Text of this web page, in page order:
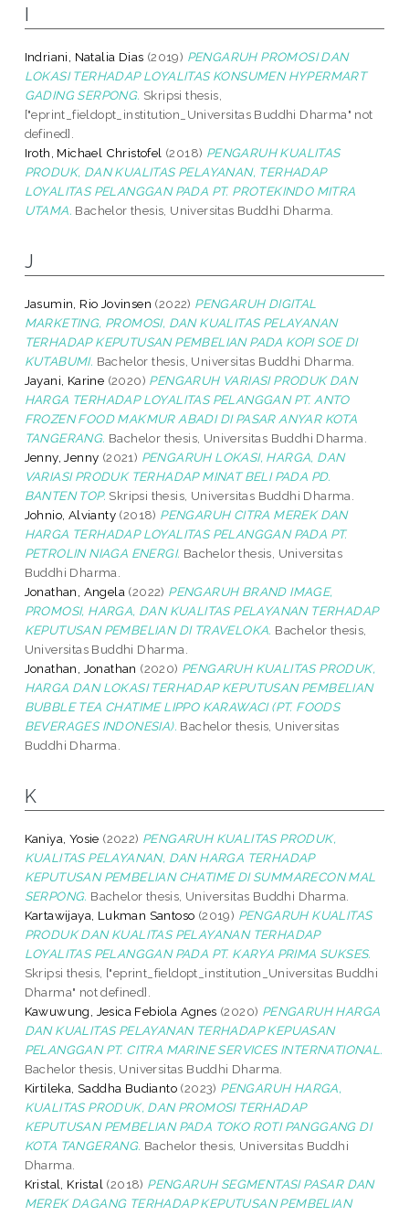
I
Indriani, Natalia Dias (2019) PENGARUH PROMOSI DAN
LOKASI TERHADAP LOYALITAS KONSUMEN HYPERMART
GADING SERPONG. Skripsi thesis,
["eprint_fieldopt_institution_Universitas Buddhi Dharma" not
defined].
Iroth, Michael Christofel (2018) PENGARUH KUALITAS
PRODUK, DAN KUALITAS PELAYANAN, TERHADAP
LOYALITAS PELANGGAN PADA PT. PROTEKINDO MITRA
UTAMA. Bachelor thesis, Universitas Buddhi Dharma.
J
Jasumin, Rio Jovinsen (2022) PENGARUH DIGITAL
MARKETING, PROMOSI, DAN KUALITAS PELAYANAN
TERHADAP KEPUTUSAN PEMBELIAN PADA KOPI SOE DI
KUTABUMI. Bachelor thesis, Universitas Buddhi Dharma.
Jayani, Karine (2020) PENGARUH VARIASI PRODUK DAN
HARGA TERHADAP LOYALITAS PELANGGAN PT. ANTO
FROZEN FOOD MAKMUR ABADI DI PASAR ANYAR KOTA
TANGERANG. Bachelor thesis, Universitas Buddhi Dharma.
Jenny, Jenny (2021) PENGARUH LOKASI, HARGA, DAN
VARIASI PRODUK TERHADAP MINAT BELI PADA PD.
BANTEN TOP. Skripsi thesis, Universitas Buddhi Dharma.
Johnio, Alvianty (2018) PENGARUH CITRA MEREK DAN
HARGA TERHADAP LOYALITAS PELANGGAN PADA PT.
PETROLIN NIAGA ENERGI. Bachelor thesis, Universitas
Buddhi Dharma.
Jonathan, Angela (2022) PENGARUH BRAND IMAGE,
PROMOSI, HARGA, DAN KUALITAS PELAYANAN TERHADAP
KEPUTUSAN PEMBELIAN DI TRAVELOKA. Bachelor thesis,
Universitas Buddhi Dharma.
Jonathan, Jonathan (2020) PENGARUH KUALITAS PRODUK,
HARGA DAN LOKASI TERHADAP KEPUTUSAN PEMBELIAN
BUBBLE TEA CHATIME LIPPO KARAWACI (PT. FOODS
BEVERAGES INDONESIA). Bachelor thesis, Universitas
Buddhi Dharma.
K
Kaniya, Yosie (2022) PENGARUH KUALITAS PRODUK,
KUALITAS PELAYANAN, DAN HARGA TERHADAP
KEPUTUSAN PEMBELIAN CHATIME DI SUMMARECON MAL
SERPONG. Bachelor thesis, Universitas Buddhi Dharma.
Kartawijaya, Lukman Santoso (2019) PENGARUH KUALITAS
PRODUK DAN KUALITAS PELAYANAN TERHADAP
LOYALITAS PELANGGAN PADA PT. KARYA PRIMA SUKSES.
Skripsi thesis, ["eprint_fieldopt_institution_Universitas Buddhi
Dharma" not defined].
Kawuwung, Jesica Febiola Agnes (2020) PENGARUH HARGA
DAN KUALITAS PELAYANAN TERHADAP KEPUASAN
PELANGGAN PT. CITRA MARINE SERVICES INTERNATIONAL.
Bachelor thesis, Universitas Buddhi Dharma.
Kirtileka, Saddha Budianto (2023) PENGARUH HARGA,
KUALITAS PRODUK, DAN PROMOSI TERHADAP
KEPUTUSAN PEMBELIAN PADA TOKO ROTI PANGGANG DI
KOTA TANGERANG. Bachelor thesis, Universitas Buddhi
Dharma.
Kristal, Kristal (2018) PENGARUH SEGMENTASI PASAR DAN
MEREK DAGANG TERHADAP KEPUTUSAN PEMBELIAN